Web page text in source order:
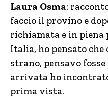
Laura Osma:
faccio il provino e
richiamata e in
Italia, ho pensato che
strano, pensavo
arrivata ho
prima vista.